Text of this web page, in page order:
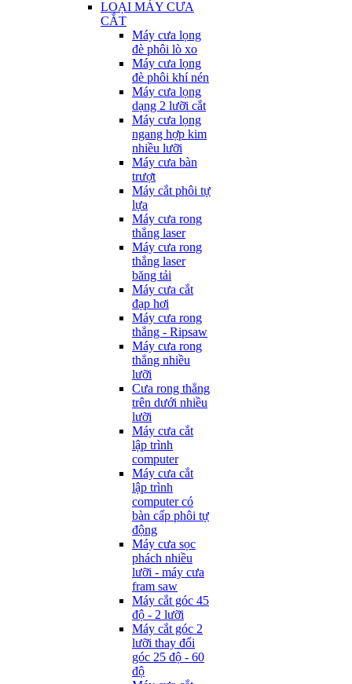
LOẠI MÁY CƯA
CẮT
Máy cưa lọng
đè phôi lò xo
Máy cưa lọng
đè phôi khí nén
Máy cưa lọng
dạng 2 lưỡi cắt
Máy cưa lọng
ngang hợp kim
nhiều lưỡi
Máy cưa bàn
trượt
Máy cắt phôi tự
lựa
Máy cưa rong
thẳng laser
Máy cưa rong
thẳng laser
băng tải
Máy cưa cắt
đạp hơi
Máy cưa rong
thẳng - Ripsaw
Máy cưa rong
thẳng nhiều
lưỡi
Cưa rong thẳng
trên dưới nhiều
lưỡi
Máy cưa cắt
lập trình
computer
Máy cưa cắt
lập trình
computer có
bàn cấp phôi tự
động
Máy cưa sọc
phách nhiều
lưỡi - máy cưa
fram saw
Máy cắt góc 45
độ - 2 lưỡi
Máy cắt góc 2
lưỡi thay đổi
góc 25 độ - 60
độ